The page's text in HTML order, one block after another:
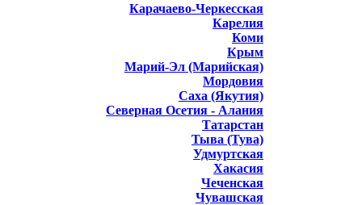
Карачаево-Черкесская
Карелия
Коми
Крым
Марий-Эл (Марийская)
Мордовия
Саха (Якутия)
Северная Осетия - Алания
Татарстан
Тыва (Тува)
Удмуртская
Хакасия
Чеченская
Чувашская